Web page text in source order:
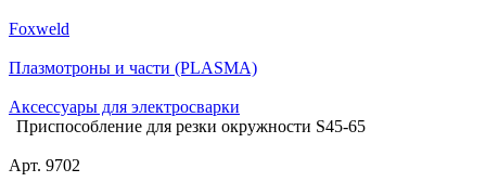
Foxweld
Плазмотроны и части (PLASMA)
Аксессуары для электросварки
Приспособление для резки окружности S45-65
Арт. 9702